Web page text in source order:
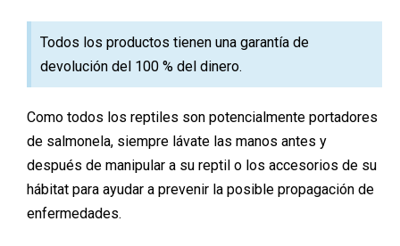
Todos los productos tienen una garantía de
devolución del 100 % del dinero.
Como todos los reptiles son potencialmente portadores
de salmonela, siempre lávate las manos antes y
después de manipular a su reptil o los accesorios de su
hábitat para ayudar a prevenir la posible propagación de
enfermedades.